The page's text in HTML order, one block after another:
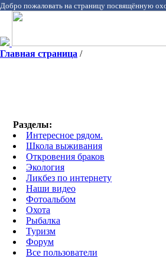
Добро пожаловать на страницу посвящённую
Главная страница /
Разделы:
Интересное рядом.
Школа выживания
Откровения браков
Экология
Ликбез по интернету
Наши видео
Фотоальбом
Охота
Pыбалка
Туризм
Форум
Все пользователи